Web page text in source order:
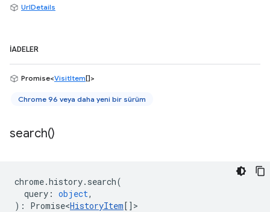
UrlDetails
İADELER
Promise<VisitItem[]>
Chrome 96 veya daha yeni bir sürüm
search()
chrome.history. search(
query : object,
) : Promise<HistoryItem[] >